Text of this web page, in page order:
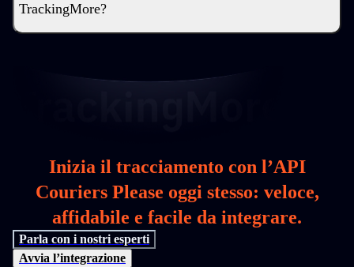
TrackingMore?
Inizia il tracciamento con l’API
Couriers Please oggi stesso: veloce,
affidabile e facile da integrare.
Parla con i nostri esperti
Avvia l’integrazione